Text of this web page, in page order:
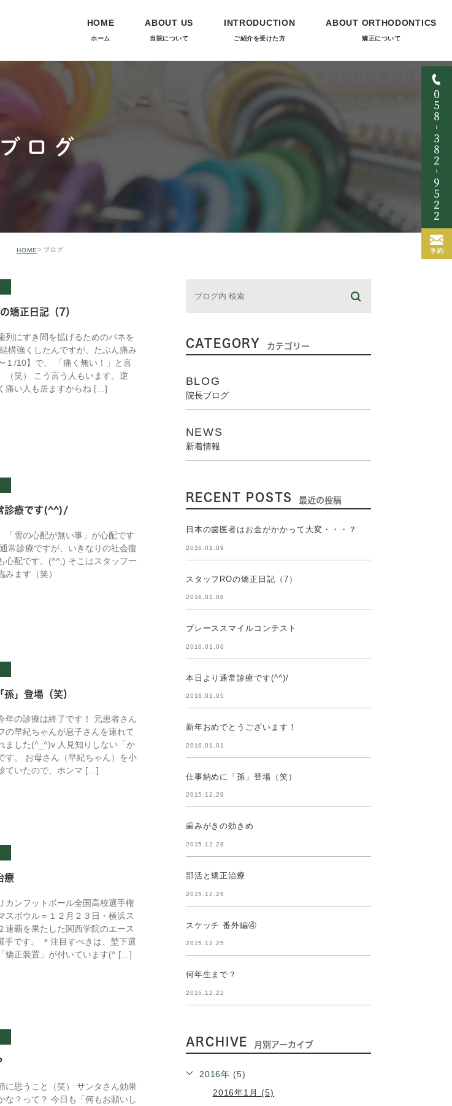
HOME
ホーム
ABOUT US
当院について
INTRODUCTION
ご紹介を受けた方
ABOUT ORTHODONTICS
矯正について
ブログ
HOME ブログ
矯正日記（7）
列にすき間を拡げるためのバネを
構強くしたんですが、たぶん痛み
１/10】で、 「痛く無い！」と言
（笑） こう言う人もいます。逆
痛い人も居ますからね […]
診療です(^^)/
「雪の心配が無い事」が心配です
常診療ですが、いきなりの社会復
心配です。(^^;) そこはスタッフ一
みます（笑）
」登場（笑）
年の診療は終了です！ 元患者さん
の早紀ちゃんが息子さんを連れて
ました(^_^)v 人見知りしない「か
す。 お母さん（早紀ちゃん）を小
ていたので、ホンマ […]
療
カンフットボール全国高校選手権
スボウル＝１２月２３日・横浜ス
連覇を果たした関西学院のエース
手です。 ＊注目すべきは、埜下選
矯正装置」が付いています(^ […]
に思うこと（笑） サンタさん効果
な？って？ 今日も「何もお願いし
CATEGORY カテゴリー
BLOG
院長ブログ
NEWS
新着情報
RECENT POSTS 最近の投稿
日本の歯医者はお金がかかって大変・・・？
2016.01.09
スタッフROの矯正日記（7）
2016.01.08
ブレーススマイルコンテスト
2016.01.06
本日より通常診療です(^^)/
2016.01.05
新年おめでとうございます！
2016.01.01
仕事納めに「孫」登場（笑）
2015.12.29
歯みがきの効きめ
2015.12.28
部活と矯正治療
2015.12.26
スケッチ 番外編④
2015.12.25
何年生まで？
2015.12.22
ARCHIVE 月別アーカイブ
2016年 (5)
2016年1月 (5)